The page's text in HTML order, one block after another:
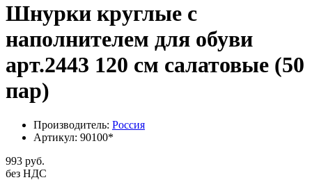
Шнурки круглые с
наполнителем для обуви
арт.2443 120 см салатовые (50
пар)
Производитель: Россия
Артикул: 90100*
993 руб.
без НДС